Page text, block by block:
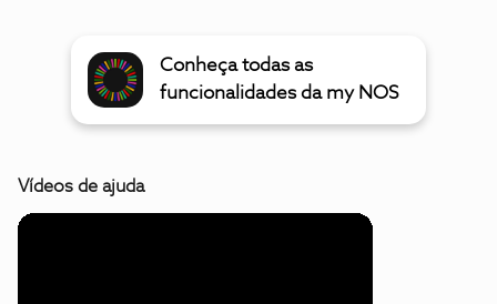
Conheça todas as
funcionalidades da my NOS
Vídeos de ajuda